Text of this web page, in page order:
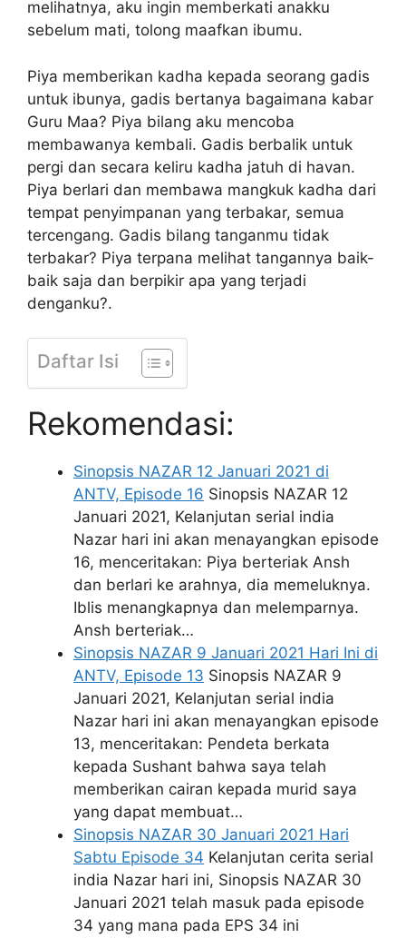
melihatnya, aku ingin memberkati anakku
sebelum mati, tolong maafkan ibumu.
Piya memberikan kadha kepada seorang gadis
untuk ibunya, gadis bertanya bagaimana kabar
Guru Maa? Piya bilang aku mencoba
membawanya kembali. Gadis berbalik untuk
pergi dan secara keliru kadha jatuh di havan.
Piya berlari dan membawa mangkuk kadha dari
tempat penyimpanan yang terbakar, semua
tercengang. Gadis bilang tanganmu tidak
terbakar? Piya terpana melihat tangannya baik-
baik saja dan berpikir apa yang terjadi
denganku?.
Daftar Isi
Rekomendasi:
Sinopsis NAZAR 12 Januari 2021 di
ANTV, Episode 16 Sinopsis NAZAR 12
Januari 2021, Kelanjutan serial india
Nazar hari ini akan menayangkan episode
16, menceritakan: Piya berteriak Ansh
dan berlari ke arahnya, dia memeluknya.
Iblis menangkapnya dan melemparnya.
Ansh berteriak…
Sinopsis NAZAR 9 Januari 2021 Hari Ini di
ANTV, Episode 13 Sinopsis NAZAR 9
Januari 2021, Kelanjutan serial india
Nazar hari ini akan menayangkan episode
13, menceritakan: Pendeta berkata
kepada Sushant bahwa saya telah
memberikan cairan kepada murid saya
yang dapat membuat…
Sinopsis NAZAR 30 Januari 2021 Hari
Sabtu Episode 34 Kelanjutan cerita serial
india Nazar hari ini, Sinopsis NAZAR 30
Januari 2021 telah masuk pada episode
34 yang mana pada EPS 34 ini